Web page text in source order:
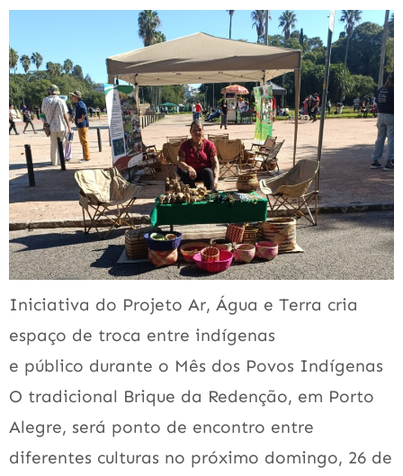
Iniciativa do Projeto Ar, Água e Terra cria
espaço de troca entre indígenas
e público durante o Mês dos Povos Indígenas
O tradicional Brique da Redenção, em Porto
Alegre, será ponto de encontro entre
diferentes culturas no próximo domingo, 26 de